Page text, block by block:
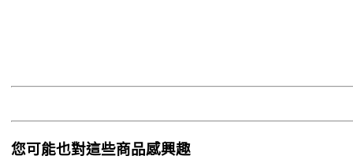
您可能也對這些商品感興趣